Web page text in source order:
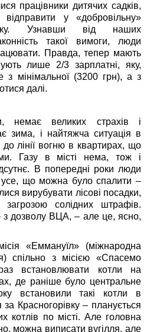
працівники дитячих садків,
у «добровільну»
Узнавши від наших
такої вимоги, люди
Правда, тепер мають
лише 2/3 зарплатні, яку,
з мінімальної (3200 грн), а з
далі.
немає великих страхів і
зима, і найтяжча ситуація в
лінії вогню в квартирах, що
Газу в місті нема, тож і
В попередні роки люди
усе, що можна було спалити –
вирубувати лісові посадки,
солідних штрафів.
з дозволу ВЦА, – але це, ясно,
«Еммануїл» (міжнародна
спільно з місією «Спасемо
встановлювати котли на
де раніше було центральне
встановили такі котли в
за Красногорівку – планується
котлів по місті. Але головна
можна виписати вугілля, але